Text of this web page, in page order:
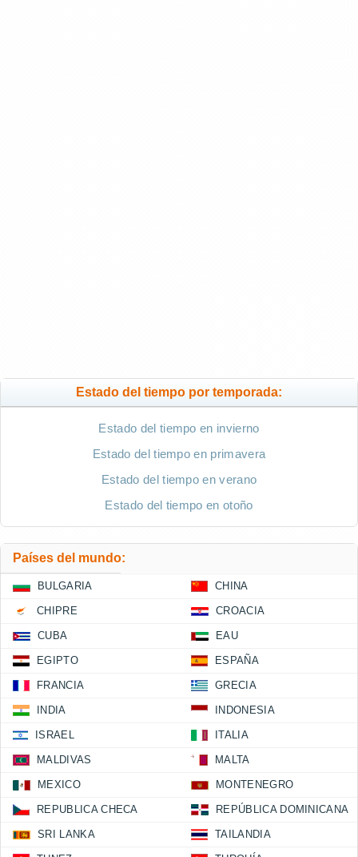
Estado del tiempo por temporada:
Estado del tiempo en invierno
Estado del tiempo en primavera
Estado del tiempo en verano
Estado del tiempo en otoño
Países del mundo:
BULGARIA CHINA
CHIPRE CROACIA
CUBA EAU
EGIPTO ESPAÑA
FRANCIA GRECIA
INDIA INDONESIA
ISRAEL ITALIA
MALDIVAS MALTA
MEXICO MONTENEGRO
REPUBLICA CHECA REPÚBLICA DOMINICANA
SRI LANKA TAILANDIA